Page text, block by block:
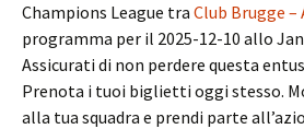
Champions League tra Club Brugge –
programma per il 2025-12-10 allo
Assicurati di non perdere questa
Prenota i tuoi biglietti oggi stesso.
alla tua squadra e prendi parte